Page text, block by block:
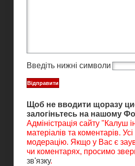
Введіть нижні символи
Щоб не вводити щоразу
залогіньтесь на нашому
Адміністрація сайту "Калуш
матеріалів та коментарів.
модерацію. Якщо у Вас є
чи коментарях, просимо
зв'язку.